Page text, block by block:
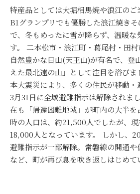
特産品としては大堀相馬焼や浪江のご
B1グランプリでも優勝した浪江焼き
で、冬もめったに雪が降らず、温暖な
す。 二本松市・浪江町・葛尾村・田
自然豊かな日山(天王山)が有名で、登
えた最北遠の山」として注目を浴びま
本大震災により、多くの住民が移動
3月31日に全域避難指示は解除されま
在も「帰還困難地域」が町内の大半を
時の人口は、約21,500人でしたが、
18,000人となっています。 しかし、
避難指示が一部解除。常磐線の開通や
など、町が再び息を吹き返しはじめて